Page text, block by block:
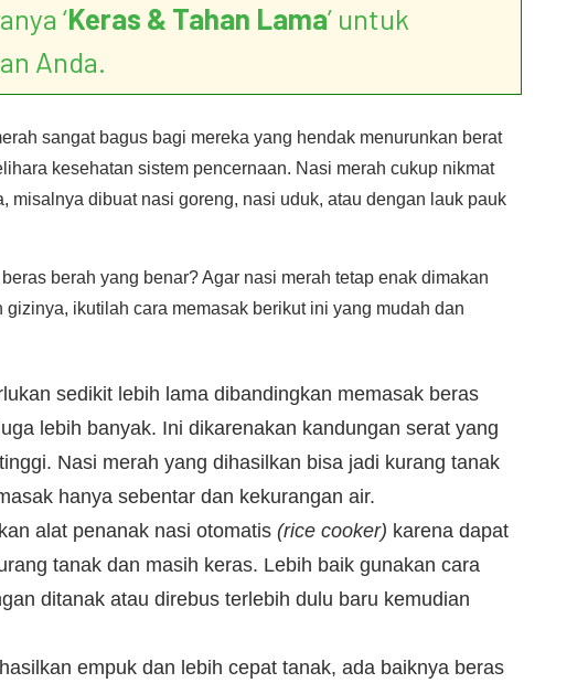
‘Keras & Tahan Lama’ untuk
Anda.
sangat bagus bagi mereka yang hendak menurunkan berat
kesehatan sistem pencernaan. Nasi merah cukup nikmat
misalnya dibuat nasi goreng, nasi uduk, atau dengan lauk pauk
berah yang benar? Agar nasi merah tetap enak dimakan
ikutilah cara memasak berikut ini yang mudah dan
sedikit lebih lama dibandingkan memasak beras
lebih banyak. Ini dikarenakan kandungan serat yang
Nasi merah yang dihasilkan bisa jadi kurang tanak
hanya sebentar dan kekurangan air.
alat penanak nasi otomatis (rice cooker) karena dapat
tanak dan masih keras. Lebih baik gunakan cara
ditanak atau direbus terlebih dulu baru kemudian
empuk dan lebih cepat tanak, ada baiknya beras